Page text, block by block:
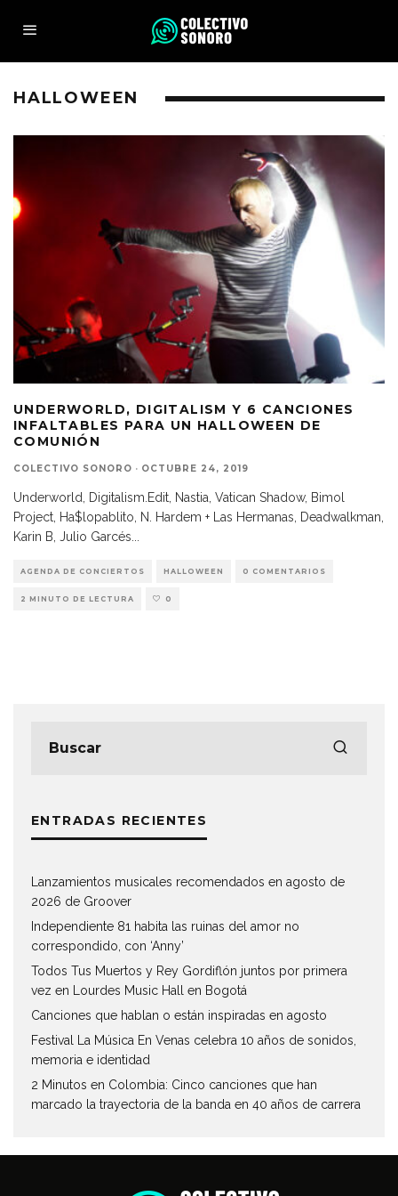
HALLOWEEN
UNDERWORLD, DIGITALISM Y 6 CANCIONES
INFALTABLES PARA UN HALLOWEEN DE
COMUNIÓN
COLECTIVO SONORO · OCTUBRE 24, 2019
Underworld, Digitalism.Edit, Nastia, Vatican Shadow, Bimol
Project, Ha$lopablito, N. Hardem + Las Hermanas, Deadwalkman,
Karin B, Julio Garcés
AGENDA DE CONCIERTOS HALLOWEEN 0 COMENTARIOS
2 MINUTO DE LECTURA 0
ENTRADAS RECIENTES
Lanzamientos musicales recomendados en agosto de
2026 de Groover
Independiente 81 habita las ruinas del amor no
correspondido, con ‘Anny’
Todos Tus Muertos y Rey Gordiflón juntos por primera
vez en Lourdes Music Hall en Bogotá
Canciones que hablan o están inspiradas en agosto
Festival La Música En Venas celebra 10 años de sonidos,
memoria e identidad
2 Minutos en Colombia: Cinco canciones que han
marcado la trayectoria de la banda en 40 años de carrera